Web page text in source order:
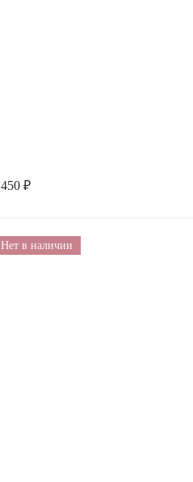
450 ₽
Нет в наличии